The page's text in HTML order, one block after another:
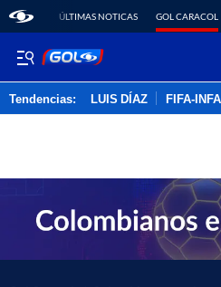
ÚLTIMAS NOTICAS GOL CARACOL
Tendencias: LUIS DÍAZ FIFA-